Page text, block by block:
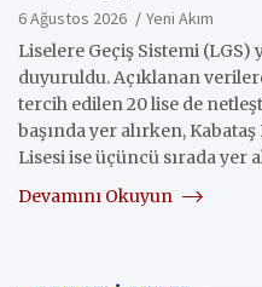
6 Ağustos 2026
Yeni Akım
Liselere Geçiş Sistemi
duyuruldu. Açıklanan
tercih edilen 20 lise de
başında yer alırken,
Lisesi ise üçüncü sırada yer
Devamını Okuyun